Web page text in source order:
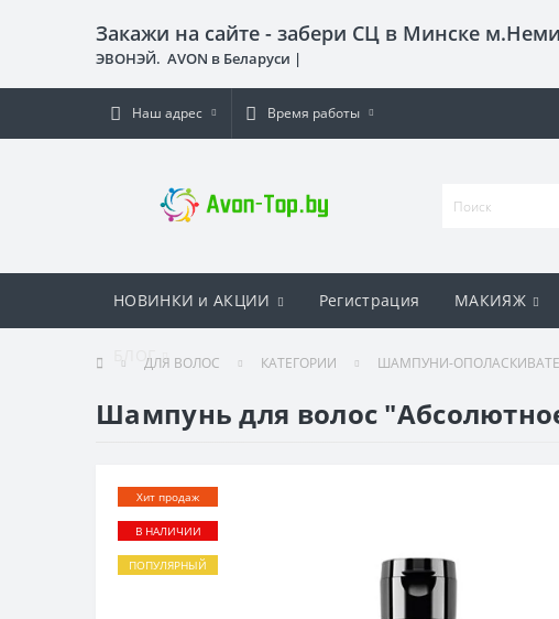
Закажи на сайте - забери СЦ в Минске
ЭВОНЭЙ. AVON в Беларуси |
Наш адрес Время работы
НОВИНКИ и АКЦИИ Регистрация МАКИЯЖ
БЛОГДЛЯ ВОЛОС КАТЕГОРИИ ШАМПУНИ-
Шампунь для волос
Хит продаж
В НАЛИЧИИ
ПОПУЛЯРНЫЙ